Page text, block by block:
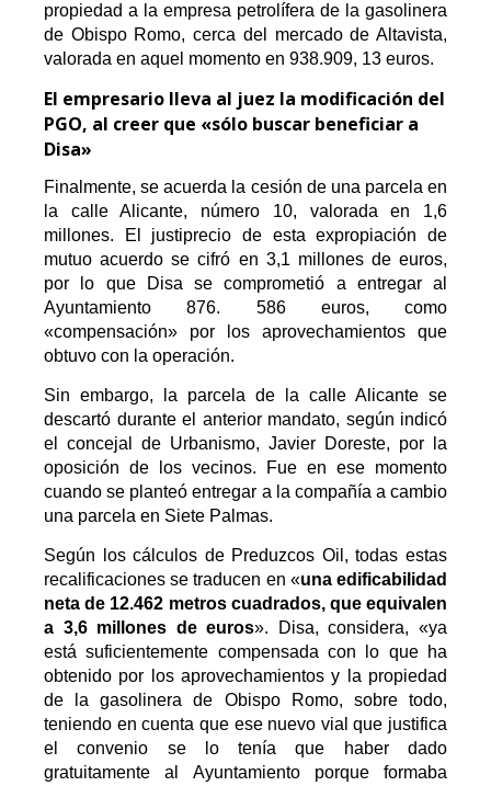
propiedad a la empresa petrolífera de la gasolinera
de Obispo Romo, cerca del mercado de Altavista,
valorada en aquel momento en 938.909, 13 euros.
El empresario lleva al juez la modificación del
PGO, al creer que «sólo buscar beneficiar a
Disa»
Finalmente, se acuerda la cesión de una parcela en
la calle Alicante, número 10, valorada en 1,6
millones. El justiprecio de esta expropiación de
mutuo acuerdo se cifró en 3,1 millones de euros,
por lo que Disa se comprometió a entregar al
Ayuntamiento 876. 586 euros, como
«compensación» por los aprovechamientos que
obtuvo con la operación.
Sin embargo, la parcela de la calle Alicante se
descartó durante el anterior mandato, según indicó
el concejal de Urbanismo, Javier Doreste, por la
oposición de los vecinos. Fue en ese momento
cuando se planteó entregar a la compañía a cambio
una parcela en Siete Palmas.
Según los cálculos de Preduzcos Oil, todas estas
recalificaciones se traducen en «una edificabilidad
neta de 12.462 metros cuadrados, que equivalen
a 3,6 millones de euros». Disa, considera, «ya
está suficientemente compensada con lo que ha
obtenido por los aprovechamientos y la propiedad
de la gasolinera de Obispo Romo, sobre todo,
teniendo en cuenta que ese nuevo vial que justifica
el convenio se lo tenía que haber dado
gratuitamente al Ayuntamiento porque formaba